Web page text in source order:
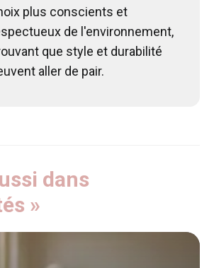
plus conscients et
de l'environnement,
que style et durabilité
aller de pair.
dans
»